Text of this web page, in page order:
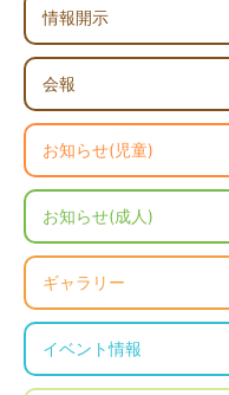
情報開示
会報
お知らせ(児童)
お知らせ(成人)
ギャラリー
イベント情報